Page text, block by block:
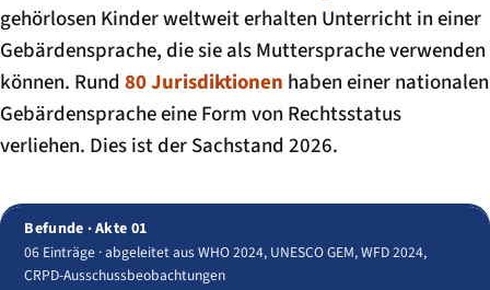
gehörlosen Kinder weltweit erhalten Unterricht in einer
Gebärdensprache, die sie als Muttersprache verwenden
können. Rund 80 Jurisdiktionen haben einer nationalen
Gebärdensprache eine Form von Rechtsstatus
verliehen. Dies ist der Sachstand 2026.
Befunde · Akte 01
06 Einträge · abgeleitet aus WHO 2024, UNESCO GEM, WFD 2024,
CRPD-Ausschussbeobachtungen